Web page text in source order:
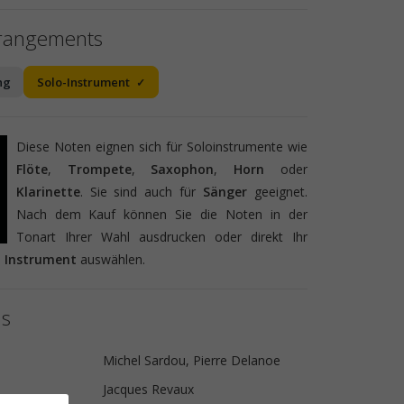
Solo-Instrument
Diese Noten eignen sich für Soloinstrumente wie
Flöte, Trompete, Saxophon, Horn oder
Klarinette. Sie sind auch für Sänger geeignet.
Nach dem Kauf können Sie die Noten in der
Tonart Ihrer Wahl ausdrucken oder direkt Ihr
Instrument auswählen.
Michel Sardou, Pierre Delanoe
Jacques Revaux